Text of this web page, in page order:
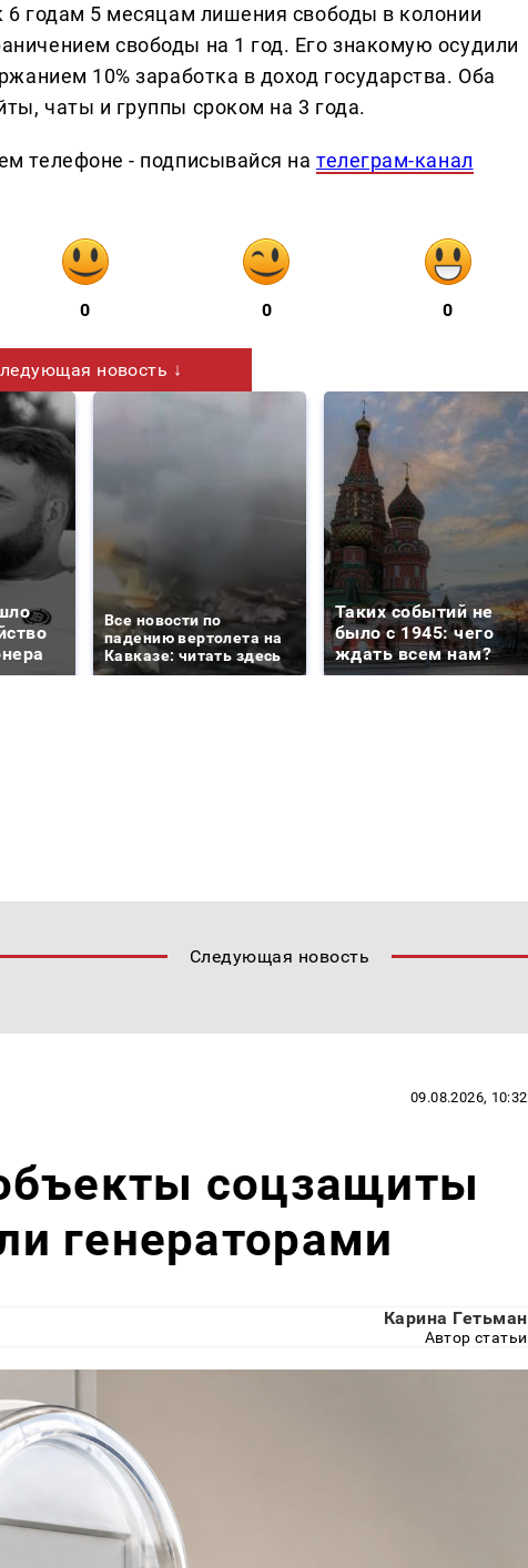
6 годам 5 месяцам лишения свободы в колонии
свободы на 1 год. Его знакомую осудили
10% заработка в доход государства. Оба
чаты и группы сроком на 3 года.
телефоне - подписывайся нателеграм-канал
0 0 0
новость ↓
Все новости по
падению вертолета на
Кавказе: читать здесь
Таких событий не
было с 1945: чего
ждать всем нам?
Следующая новость
09.08.2026, 10:32
соцзащиты
генераторами
Карина Гетьман
Автор статьи